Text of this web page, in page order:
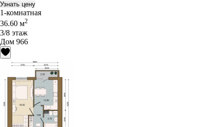
Узнать цену
1-комнатная
36.60 м2
3/8 этаж
Дом 966